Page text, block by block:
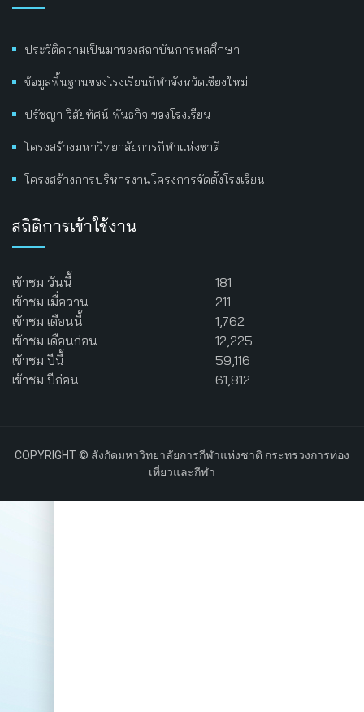
ประวัติความเป็นมาของสถาบันการพลศึกษา
ข้อมูลพื้นฐานของโรงเรียนกีฬาจังหวัดเชียงใหม่
ปรัชญา วิสัยทัศน์ พันธกิจ ของโรงเรียน
โครงสร้างมหาวิทยาลัยการกีฬาแห่งชาติ
โครงสร้างการบริหารงานโครงการจัดตั้งโรงเรียน
สถิติการเข้าใช้งาน
เข้าชม วันนี้
181
เข้าชม เมื่อวาน
211
เข้าชม เดือนนี้
1,762
เข้าชม เดือนก่อน
12,225
เข้าชม ปีนี้
59,116
เข้าชม ปีก่อน
61,812
COPYRIGHT © สังกัดมหาวิทยาลัยการกีฬาแห่งชาติ กระทรวงการท่อง
เที่ยวและกีฬา